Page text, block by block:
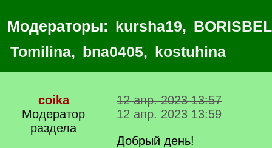
Модераторы: kursha19, BORISBEL
Tomilina, bna0405, kostuhina
coika
Модератор
раздела
12 апр. 2023 13:57
12 апр. 2023 13:59
Добрый день!